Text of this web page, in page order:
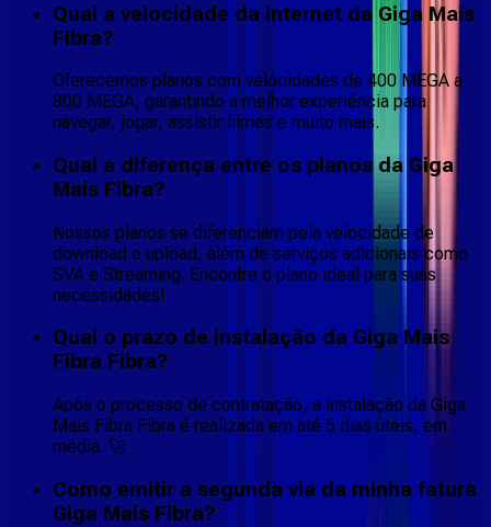
Qual a velocidade da internet da Giga Mais
Fibra?
Oferecemos planos com velocidades de 400 MEGA a
800 MEGA, garantindo a melhor experiência para
navegar, jogar, assistir filmes e muito mais.
Qual a diferença entre os planos da Giga
Mais Fibra?
Nossos planos se diferenciam pela velocidade de
download e upload, além de serviços adicionais como
SVA e Streaming. Encontre o plano ideal para suas
necessidades!
Qual o prazo de instalação da Giga Mais
Fibra Fibra?
Após o processo de contratação, a instalação da Giga
Mais Fibra Fibra é realizada em até 5 dias úteis, em
média. 🚀
Como emitir a segunda via da minha fatura
Giga Mais Fibra?